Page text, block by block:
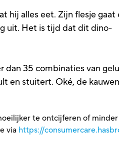
hij alles eet. Zijn flesje gaat
uit. Het is tijd dat dit dino-
dan 35 combinaties van
en stuitert. Oké, de
te ontcijferen of
via https://